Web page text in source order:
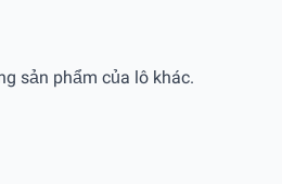
sản phẩm của lô khác.